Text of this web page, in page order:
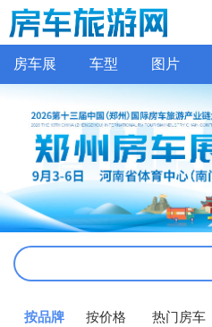
房车展 车型 图片
按品牌 按价格 热门房车